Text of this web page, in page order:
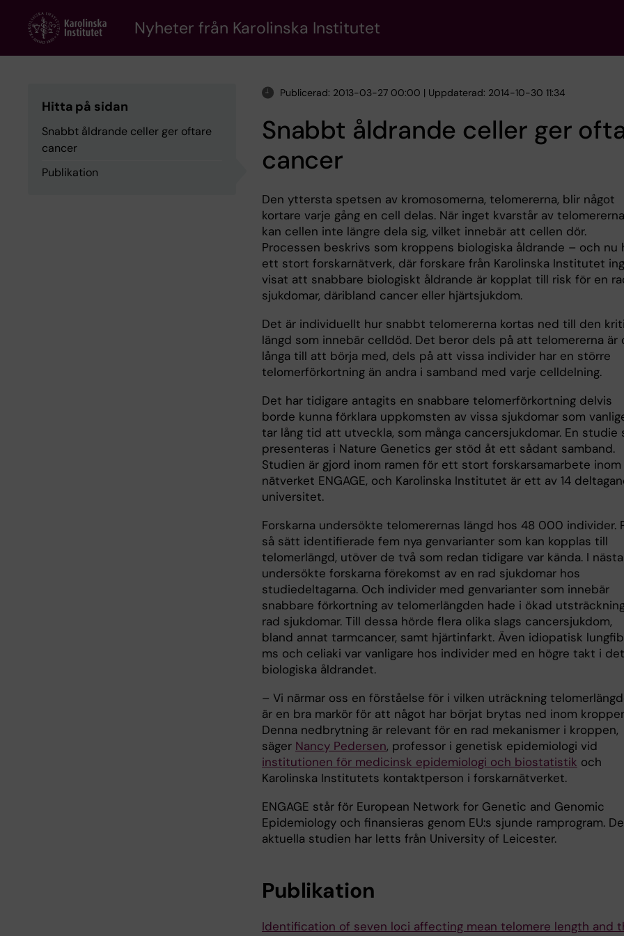
content
Nyheter från Karolinska Institutet
Hitta på sidan
Snabbt åldrande celler ger oftare
cancer
Publikation
Publicerad: 2013-03-27 00:00 | Uppdaterad: 2014-10-30 11:34
Snabbt åldrande celler ger
cancer
Den yttersta spetsen av kromosomerna, telomererna, blir något
kortare varje gång en cell delas. När inget kvarstår av telomererna
kan cellen inte längre dela sig, vilket innebär att cellen dör.
Processen beskrivs som kroppens biologiska åldrande – och nu
ett stort forskarnätverk, där forskare från Karolinska Institutet
visat att snabbare biologiskt åldrande är kopplat till risk för en
sjukdomar, däribland cancer eller hjärtsjukdom.
Det är individuellt hur snabbt telomererna kortas ned till den
längd som innebär celldöd. Det beror dels på att telomererna är
långa till att börja med, dels på att vissa individer har en större
telomerförkortning än andra i samband med varje celldelning.
Det har tidigare antagits en snabbare telomerförkortning delvis
borde kunna förklara uppkomsten av vissa sjukdomar som
tar lång tid att utveckla, som många cancersjukdomar. En studie
presenteras i Nature Genetics ger stöd åt ett sådant samband.
Studien är gjord inom ramen för ett stort forskarsamarbete inom
nätverket ENGAGE, och Karolinska Institutet är ett av 14
universitet.
Forskarna undersökte telomerernas längd hos 48 000 individer.
så sätt identifierade fem nya genvarianter som kan kopplas till
telomerlängd, utöver de två som redan tidigare var kända. I
undersökte forskarna förekomst av en rad sjukdomar hos
studiedeltagarna. Och individer med genvarianter som innebär
snabbare förkortning av telomerlängden hade i ökad
rad sjukdomar. Till dessa hörde flera olika slags cancersjukdom,
bland annat tarmcancer, samt hjärtinfarkt. Även idiopatisk
ms och celiaki var vanligare hos individer med en högre takt i det
biologiska åldrandet.
– Vi närmar oss en förståelse för i vilken uträckning
är en bra markör för att något har börjat brytas ned inom
Denna nedbrytning är relevant för en rad mekanismer i kroppen,
säger Nancy Pedersen, professor i genetisk epidemiologi vid
institutionen för medicinsk epidemiologi och biostatistik och
Karolinska Institutets kontaktperson i forskarnätverket.
ENGAGE står för European Network for Genetic and Genomic
Epidemiology och finansieras genom EU:s sjunde ramprogram.
aktuella studien har letts från University of Leicester.
Publikation
Identification of seven loci affecting mean telomere length and